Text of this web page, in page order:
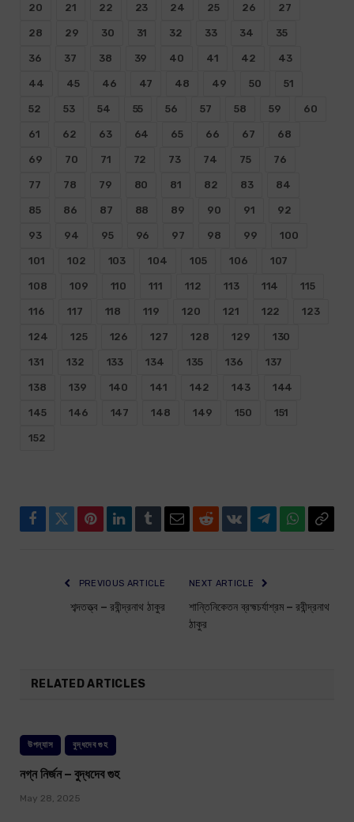
20 21 22 23 24 25 26 27
28 29 30 31 32 33 34 35
36 37 38 39 40 41 42 43
44 45 46 47 48 49 50 51
52 53 54 55 56 57 58 59 60
61 62 63 64 65 66 67 68
69 70 71 72 73 74 75 76
77 78 79 80 81 82 83 84
85 86 87 88 89 90 91 92
93 94 95 96 97 98 99 100
101 102 103 104 105 106 107
108 109 110 111 112 113 114 115
116 117 118 119 120 121 122 123
124 125 126 127 128 129 130
131 132 133 134 135 136 137
138 139 140 141 142 143 144
145 146 147 148 149 150 151
152
Facebook
TwitterPinterestLinkedIn
TumblrEmailRedditVKontakte
TelegramWhatsApp
Copy
PREVIOUS ARTICLE
শব্দতত্ত্ব – রবীন্দ্রনাথ ঠাকুর
NEXT ARTICLE
শান্তিনিকেতন ব্রহ্মচর্যাশ্রম – রবীন্দ্রনাথ
ঠাকুর
RELATED ARTICLES
উপন্যাস বুদ্ধদেব গুহ
নগ্ন নির্জন – বুদ্ধদেব গুহ
May 28, 2025